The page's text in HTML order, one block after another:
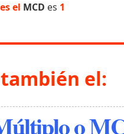
el MCD es 1
el:
o